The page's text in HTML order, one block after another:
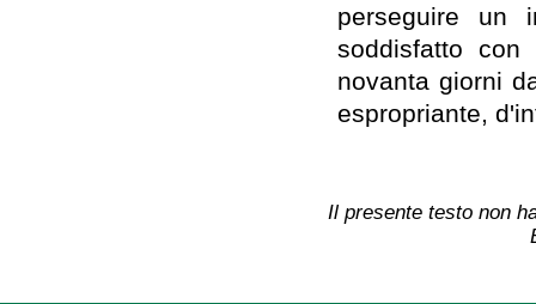
perseguire un
soddisfatto con
novanta giorni
espropriante,
Il presente testo non